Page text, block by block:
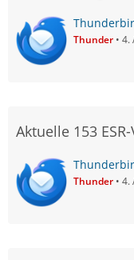
Thunder 4.
Aktuelle 153
Thunder 4.